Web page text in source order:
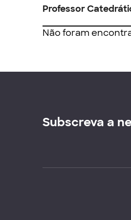
Professor
Não foram
Subscreva a